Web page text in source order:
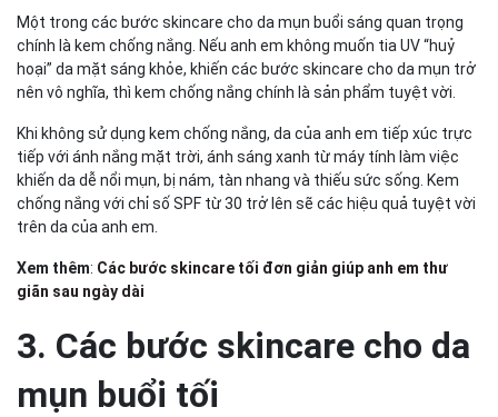
Một trong các bước skincare cho da mụn buổi sáng quan trọng
chính là kem chống nắng. Nếu anh em không muốn tia UV “huỷ
hoại” da mặt sáng khỏe, khiến các bước skincare cho da mụn trở
nên vô nghĩa, thì kem chống nắng chính là sản phẩm tuyệt vời.
Khi không sử dụng kem chống nắng, da của anh em tiếp xúc trực
tiếp với ánh nắng mặt trời, ánh sáng xanh từ máy tính làm việc
khiến da dễ nổi mụn, bị nám, tàn nhang và thiếu sức sống. Kem
chống nắng với chỉ số SPF từ 30 trở lên sẽ các hiệu quả tuyệt vời
trên da của anh em.
Xem thêm: Các bước skincare tối đơn giản giúp anh em thư
giãn sau ngày dài
3. Các bước skincare cho da
mụn buổi tối